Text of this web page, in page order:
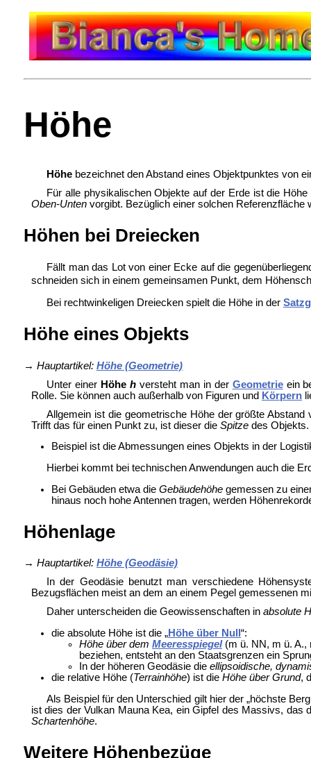
Höhe
Höhebezeichnet den Abstand eines Objektpunktes von
Für alle physikalischen Objekte auf der Erde ist die
Oben-Untenvorgibt. Bezüglich einer solchen Referenzfläche
Höhen bei Dreiecken
Fällt man das Lot von einer Ecke auf die
schneiden sich in einem gemeinsamen Punkt, dem
Bei rechtwinkeligen Dreiecken spielt die Höhe in der
Höhe eines Objekts
→ Hauptartikel: Höhe (Geometrie)
Unter einer Höhe hversteht man in der Geometrieein
Rolle. Sie können auch außerhalb von Figuren und Körpern
Allgemein ist die geometrische Höhe der größte
Trifft das für einen Punkt zu, ist dieser die Spitzedes Objekts.
Beispiel ist die Abmessungen eines Objekts in der
Hierbei kommt bei technischen Anwendungen auch die
Bei Gebäuden etwa die Gebäudehöhegemessen zu
hinaus noch hohe Antennen tragen, werden
Höhenlage
→ Hauptartikel: Höhe (Geodäsie)
In der Geodäsie benutzt man verschiedene
Bezugsflächen meist an dem an einem Pegel gemessenen
Daher unterscheiden die Geowissenschaften in absolute
die absolute Höhe ist die „Höhe über Null “:
Höhe über dem Meeresspiegel(m ü. NN, m ü. A.,
beziehen, entsteht an den Staatsgrenzen ein
In der höheren Geodäsie die ellipsoidische,
die relative Höhe (Terrainhöhe) ist die Höhe über Grund,
Als Beispiel für den Unterschied gilt hier der „höchste
ist dies der Vulkan Mauna Kea, ein Gipfel des Massivs, das
Schartenhöhe.
Weitere Höhenbezüge